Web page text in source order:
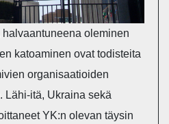
oleminen
katoaminen ovat todisteita
organisaatioiden
Lähi-itä, Ukraina sekä
YK:n olevan täysin